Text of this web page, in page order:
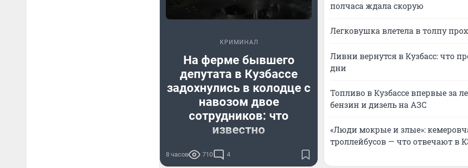
КРИМИНАЛ
На ферме бывшего
депутата в Кузбассе
задохнулись в колодце с
навозом двое
сотрудников: что
известно
Жертвой мог стать еще один
человек
8 часов 710 4
полчаса ждала скорую
Легковушка влетела в толпу
Ливни вернутся в Кузбасс: что
дни
Топливо в Кузбассе впервые за
бензин и дизель на АЗС
«Люди мокрые и злые»:
троллейбусов — что отвечают в